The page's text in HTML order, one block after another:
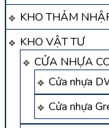
KHO THẢM
KHO VẬT TƯ
CỬA NHỰA
Cửa nhựa
Cửa nhựa